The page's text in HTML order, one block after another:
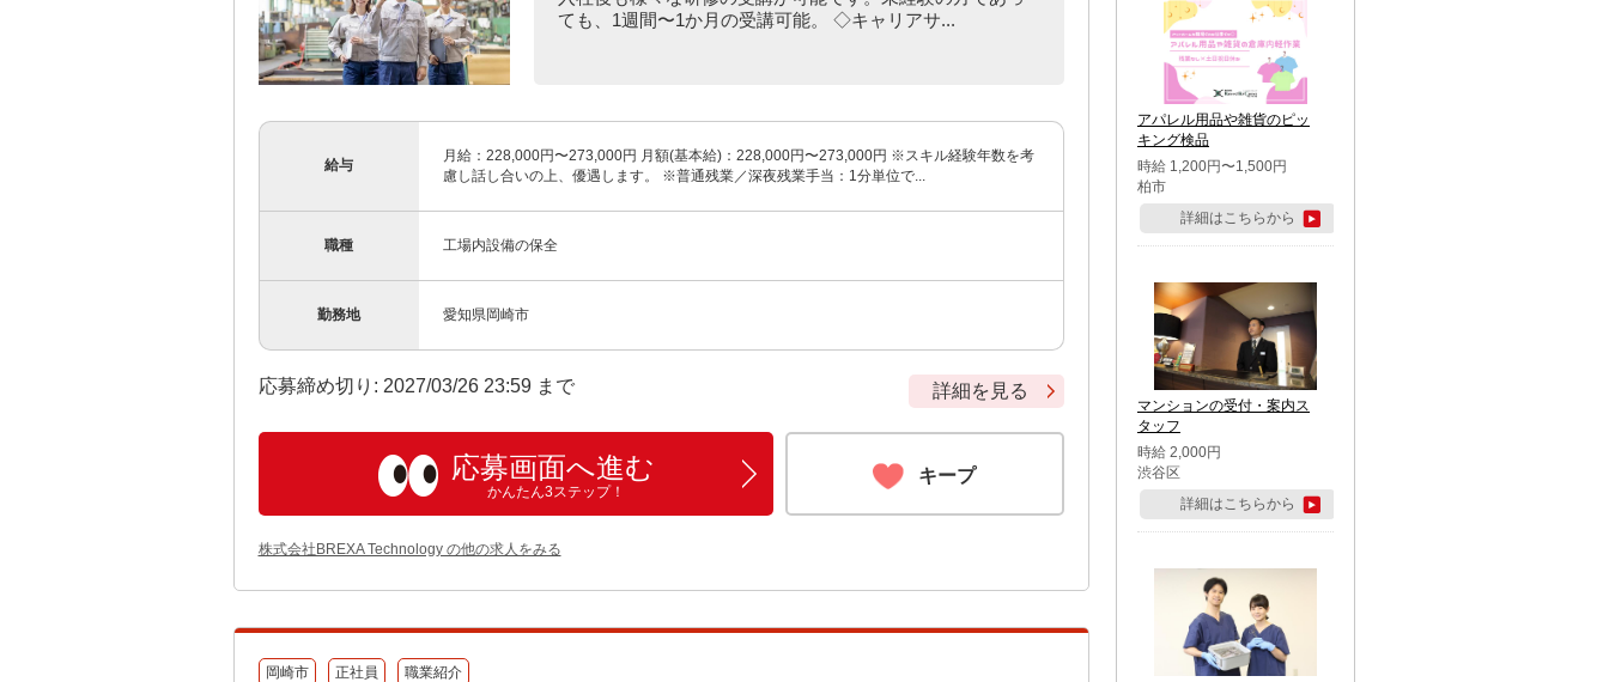
ても、1週間〜1か月の受講可能。 ◇キャリアサ...
給与
月給：228,000円〜273,000円 月額(基本給)：228,000円〜273,000円 ※スキル経験年数を考
慮し話し合いの上、優遇します。 ※普通残業／深夜残業手当：1分単位で...
職種 工場内設備の保全
勤務地 愛知県岡崎市
応募締め切り: 2027/03/26 23:59 まで 詳細を見る
応募画面へ進む
かんたん3ステップ！
キープ
株式会社BREXA Technology の他の求人をみる
岡崎市 正社員 職業紹介
アパレル用品や雑貨のピッ
キング検品
時給 1,200円〜1,500円
柏市
詳細はこちらから
マンションの受付・案内ス
タッフ
時給 2,000円
渋谷区
詳細はこちらから